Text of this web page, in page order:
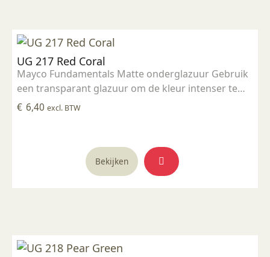
UG 217 Red Coral
Mayco Fundamentals Matte onderglazuur Gebruik
een transparant glazuur om de kleur intenser te
maken Geschikt voor gebruiksgoed mits er een
€ 6,40 excl. BTW
Bekijken